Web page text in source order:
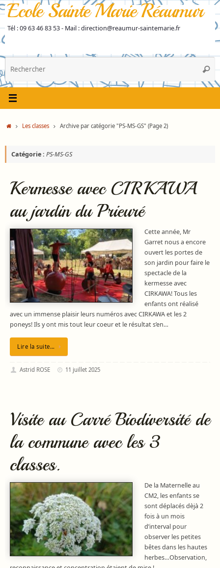
Passer
au
contenu
Ecole Sainte Marie Réaumur
Tél : 09 63 46 83 53 - Mail : direction@reaumur-saintemarie.fr
:
AccueilLes classes Archive par catégorie "PS-MS-GS" (Page 2)
Catégorie : PS-MS-GS
Kermesse avec CIRKAWA
au jardin du Prieuré
Cette année, Mr
Garret nous a encore
ouvert les portes de
son jardin pour faire le
spectacle de la
kermesse avec
CIRKAWA! Tous les
enfants ont réalisé
avec un immense plaisir leurs numéros avec CIRKAWA et les 2
poneys! Ils y ont mis tout leur coeur et le résultat s’en…
Lire la suite…
Astrid ROSE 11 juillet 2025
Visite au Carré Biodiversité de
la commune avec les 3
classes.
De la Maternelle au
CM2, les enfants se
sont déplacés dèjà 2
fois à un mois
d’interval pour
observer les petites
bêtes dans les hautes
herbes…Observation,